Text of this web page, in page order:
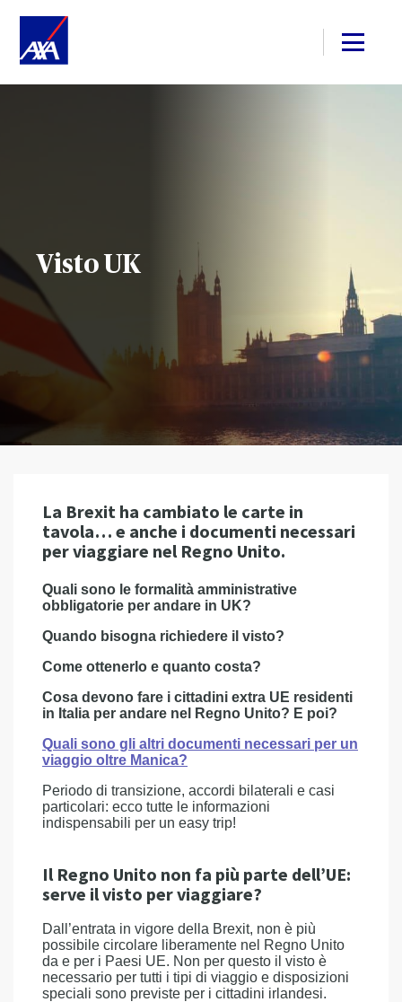
Visto UK
La Brexit ha cambiato le carte in
tavola… e anche i documenti necessari
per viaggiare nel Regno Unito.
Quali sono le formalità amministrative
obbligatorie per andare in UK?
Quando bisogna richiedere il visto?
Come ottenerlo e quanto costa?
Cosa devono fare i cittadini extra UE residenti
in Italia per andare nel Regno Unito? E poi?
Quali sono gli altri documenti necessari per un
viaggio oltre Manica?
Periodo di transizione, accordi bilaterali e casi
particolari: ecco tutte le informazioni
indispensabili per un easy trip!
Il Regno Unito non fa più parte dell’UE:
serve il visto per viaggiare?
Dall’entrata in vigore della Brexit, non è più
possibile circolare liberamente nel Regno Unito
da e per i Paesi UE. Non per questo il visto è
necessario per tutti i tipi di viaggio e disposizioni
speciali sono previste per i cittadini irlandesi.